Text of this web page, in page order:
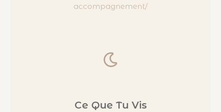
accompagnement/
Ce Que Tu Vis